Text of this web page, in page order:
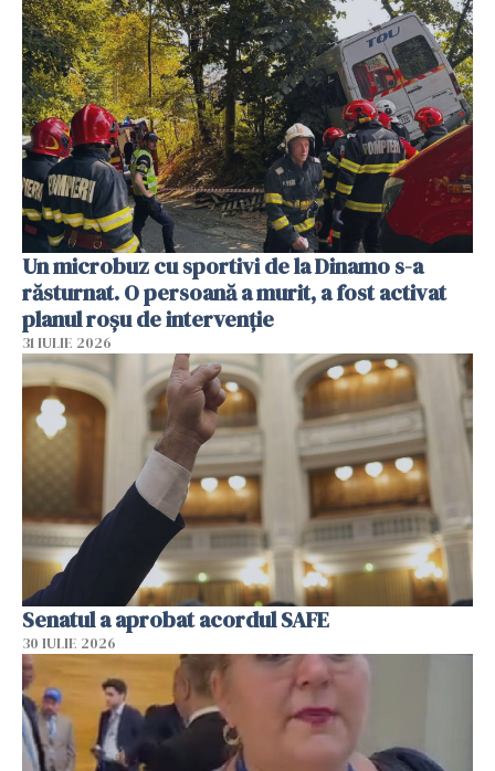
Un microbuz cu sportivi de la Dinamo s-a
răsturnat. O persoană a murit, a fost activat
planul roșu de intervenție
31 IULIE 2026
Senatul a aprobat acordul SAFE
30 IULIE 2026